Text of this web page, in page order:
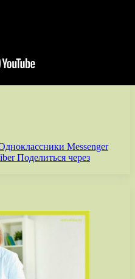
Messenger
Поделиться через